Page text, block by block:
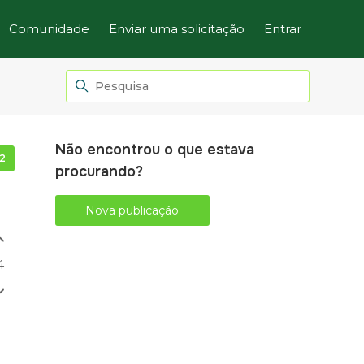
Comunidade Enviar uma solicitação Entrar
Seguido por 2 pessoas
Não encontrou o que estava
procurando?
Nova publicação